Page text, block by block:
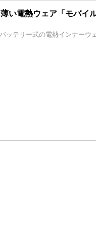
い電熱ウェア「モバイ
ッテリー式の電熱インナーウ